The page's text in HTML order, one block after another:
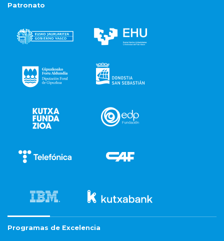
Patronato
Programas de Excelencia